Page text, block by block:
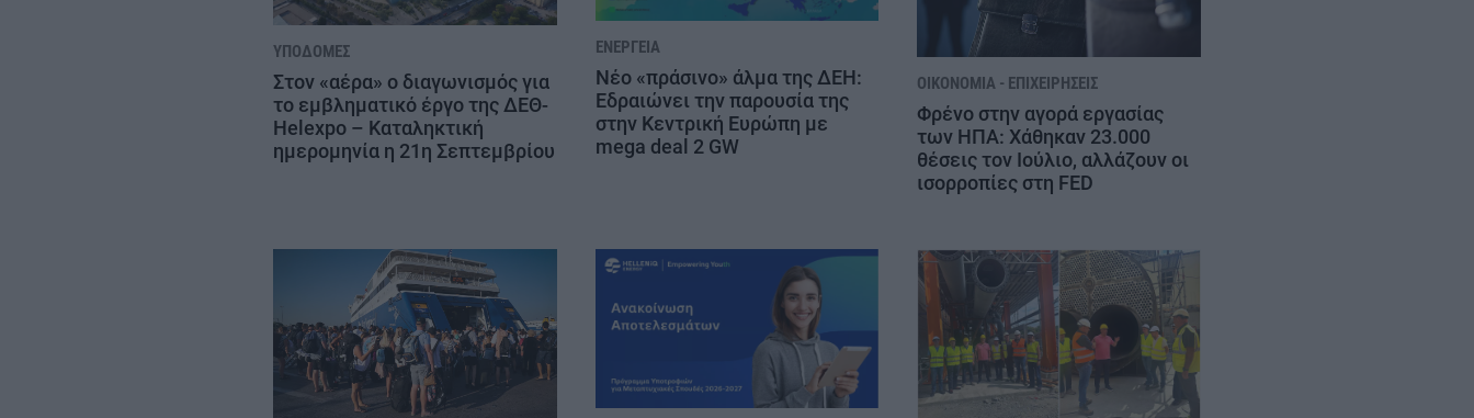
ΥΠΟΔΟΜΈΣ
Στον «αέρα» ο διαγωνισμός για
το εμβληματικό έργο της ΔΕΘ-
Helexpo – Καταληκτική
ημερομηνία η 21η Σεπτεμβρίου
ΕΝΈΡΓΕΙΑ
Νέο «πράσινο» άλμα της ΔΕΗ:
Εδραιώνει την παρουσία της
στην Κεντρική Ευρώπη με
mega deal 2 GW
ΟΙΚΟΝΟΜΊΑ - ΕΠΙΧΕΙΡΉΣΕΙΣ
Φρένο στην αγορά εργασίας
των ΗΠΑ: Χάθηκαν 23.000
θέσεις τον Ιούλιο, αλλάζουν οι
ισορροπίες στη FED